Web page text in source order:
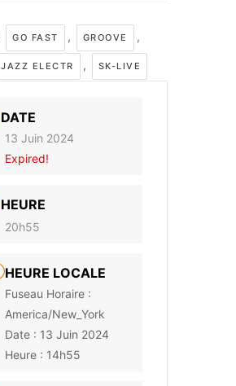
GO FAST , GROOVE ,
JAZZ ELECTR , SK-LIVE
DATE
13 Juin 2024
Expired!
HEURE
20h55
HEURE LOCALE
Fuseau Horaire :
America/New_York
Date : 13 Juin 2024
Heure : 14h55